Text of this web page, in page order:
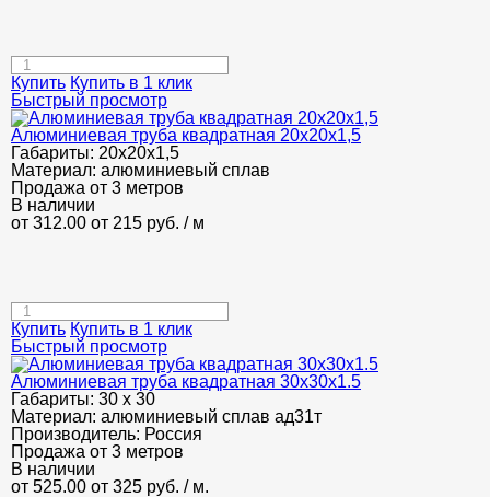
Купить Купить в 1 клик
Быстрый просмотр
Алюминиевая труба квадратная 20х20х1,5
Габариты: 20х20х1,5
Материал: алюминиевый сплав
Продажа от 3 метров
В наличии
от 312.00 от 215 руб. / м
Купить Купить в 1 клик
Быстрый просмотр
Алюминиевая труба квадратная 30х30х1.5
Габариты: 30 х 30
Материал: алюминиевый сплав ад31т
Производитель: Россия
Продажа от 3 метров
В наличии
от 525.00 от 325 руб. / м.